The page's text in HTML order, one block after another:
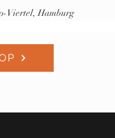
Viertel, Hamburg